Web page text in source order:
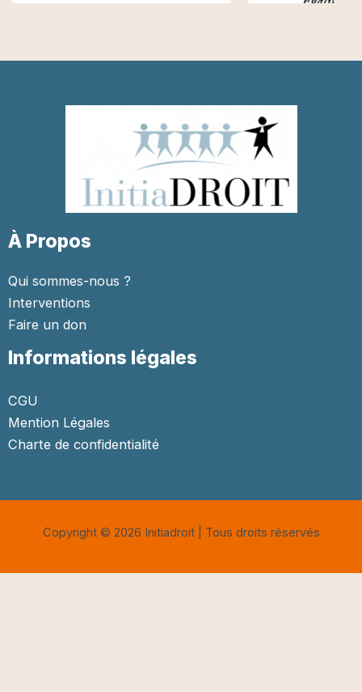
À Propos
Qui sommes-nous ?
Interventions
Faire un don
Informations légales
CGU
Mention Légales
Charte de confidentialité
Copyright © 2026 Initiadroit | Tous droits réservés